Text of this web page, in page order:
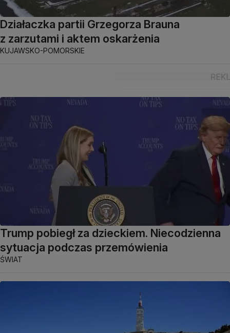
Działaczka partii Grzegorza Brauna
z zarzutami i aktem oskarżenia
KUJAWSKO-POMORSKIE
Trump pobiegł za dzieckiem. Niecodzienna
sytuacja podczas przemówienia
ŚWIAT